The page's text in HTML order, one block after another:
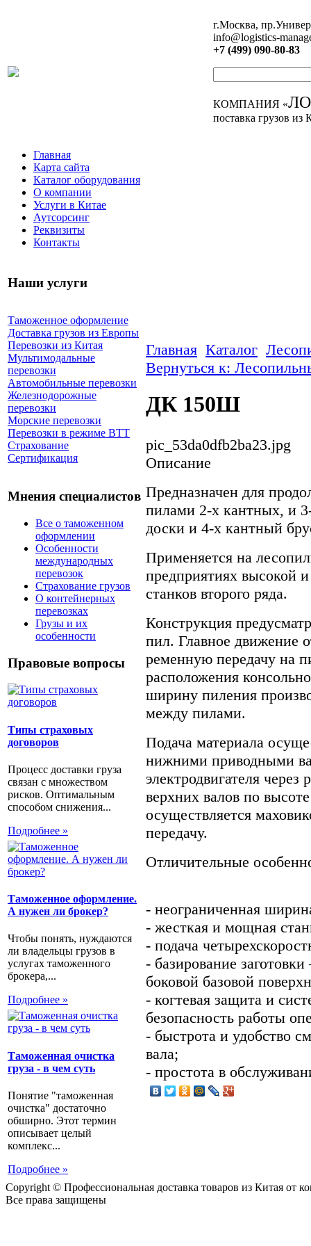
г.Москва,
info@logistics-
+7 (499) 090-80-83
КОМПАНИЯ «
поставка грузов из
Главная
Карта сайта
Каталог оборудования
О компании
Услуги в Китае
Аутсорсинг
Реквизиты
Контакты
Наши услуги
Таможенное оформление
Доставка грузов из Европы
Перевозки из Китая
Мультимодальные
перевозки
Автомобильные перевозки
Железнодорожные
перевозки
Морские перевозки
Перевозки в режиме ВТТ
Страхование
Сертификация
Мнения специалистов
Все о таможенном
оформлении
Особенности
международных
перевозок
Страхование грузов
О контейнерных
перевозках
Грузы и их
особенности
Правовые вопросы
Типы страховых
договоров
Процесс доставки груза
связан с множеством
рисков. Оптимальным
способом снижения...
Подробнее »
Таможенное оформление.
А нужен ли брокер?
Чтобы понять, нуждаются
ли владельцы грузов в
услугах таможенного
брокера,...
Подробнее »
Таможенная очистка
груза - в чем суть
Понятие "таможенная
очистка" достаточно
обширно. Этот термин
описывает целый
комплекс...
Подробнее »
Главная Каталог
Вернуться к:
ДК 150Ш
pic_53da0dfb2ba23.jpg
Описание
Предназначен для
пилами 2-х кантных, и
доски и 4-х кантный
Применяется на
предприятиях высокой
станков второго ряда.
Конструкция
пил. Главное движение
ременную передачу на
расположения
ширину пиления
между пилами.
Подача материала
нижними приводными
электродвигателя
верхних валов по
осуществляется
передачу.
Отличительные
- неограниченная
- жесткая и мощная
- подача
- базирование
боковой базовой
- когтевая защита и
безопасность работы
- быстрота и удобство
вала;
- простота в
Copyright © Профессиональная доставка товаров из Китая от
Все права защищены